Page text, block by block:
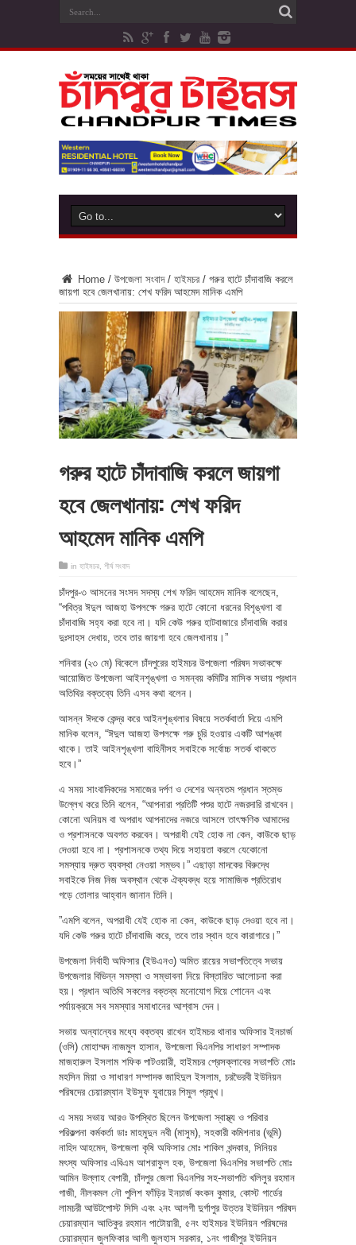
Home / উপজেলা সংবাদ / হাইমচর / গরুর হাটে চাঁদাবাজি করলে
জায়গা হবে জেলখানায়: শেখ ফরিদ আহমেদ মানিক এমপি
গরুর হাটে চাঁদাবাজি করলে জায়গা
হবে জেলখানায়: শেখ ফরিদ
আহমেদ মানিক এমপি
in হাইমচর শীর্ষ সংবাদ
চাঁদপুর-৩ আসনের সংসদ সদস্য শেখ ফরিদ আহমেদ মানিক বলেছেন,
“পবিত্র ঈদুল আজহা উপলক্ষে গরুর হাটে কোনো ধরনের বিশৃঙ্খলা বা
চাঁদাবাজি সহ্য করা হবে না। যদি কেউ গরুর হাটবাজারে চাঁদাবাজি করার
দুঃসাহস দেখায়, তবে তার জায়গা হবে জেলখানায়।”
​শনিবার (২৩ মে) বিকেলে চাঁদপুরের হাইমচর উপজেলা পরিষদ সভাকক্ষে
আয়োজিত উপজেলা আইনশৃঙ্খলা ও সমন্বয় কমিটির মাসিক সভায় প্রধান
অতিথির বক্তব্যে তিনি এসব কথা বলেন।
​আসন্ন ঈদকে কেন্দ্র করে আইনশৃঙ্খলার বিষয়ে সতর্কবার্তা দিয়ে এমপি
মানিক বলেন, “ঈদুল আজহা উপলক্ষে গরু চুরি হওয়ার একটি আশঙ্কা
থাকে। তাই আইনশৃঙ্খলা বাহিনীসহ সবাইকে সর্বোচ্চ সতর্ক থাকতে
হবে।”
​এ সময় সাংবাদিকদের সমাজের দর্পণ ও দেশের অন্যতম প্রধান স্তম্ভ
উল্লেখ করে তিনি বলেন, “আপনারা প্রতিটি পশুর হাটে নজরদারি রাখবেন।
কোনো অনিয়ম বা অপরাধ আপনাদের নজরে আসলে তাৎক্ষণিক আমাদের
ও প্রশাসনকে অবগত করবেন। অপরাধী যেই হোক না কেন, কাউকে ছাড়
দেওয়া হবে না। প্রশাসনকে তথ্য দিয়ে সহায়তা করলে যেকোনো
সমস্যায় দ্রুত ব্যবস্থা নেওয়া সম্ভব।” এছাড়া মাদকের বিরুদ্ধে
সবাইকে নিজ নিজ অবস্থান থেকে ঐক্যবদ্ধ হয়ে সামাজিক প্রতিরোধ
গড়ে তোলার আহ্বান জানান তিনি।
​”এমপি বলেন, অপরাধী যেই হোক না কেন, কাউকে ছাড় দেওয়া হবে না।
যদি কেউ গরুর হাটে চাঁদাবাজি করে, তবে তার স্থান হবে কারাগারে।”
​উপজেলা নির্বাহী অফিসার (ইউএনও) অমিত রায়ের সভাপতিত্বে সভায়
উপজেলার বিভিন্ন সমস্যা ও সম্ভাবনা নিয়ে বিস্তারিত আলোচনা করা
হয়। প্রধান অতিথি সকলের বক্তব্য মনোযোগ দিয়ে শোনেন এবং
পর্যায়ক্রমে সব সমস্যার সমাধানের আশ্বাস দেন।
​সভায় অন্যান্যের মধ্যে বক্তব্য রাখেন ​হাইমচর থানার অফিসার ইনচার্জ
(ওসি) মোহাম্মদ নাজমুল হাসান, ​উপজেলা বিএনপির সাধারণ সম্পাদক
মাজহারুল ইসলাম শফিক পাটওয়ারী, ​হাইমচর প্রেসক্লাবের সভাপতি মোঃ
মহসিন মিয়া ও সাধারণ সম্পাদক জাহিদুল ইসলাম, ​চরভৈরবী ইউনিয়ন
পরিষদের চেয়ারম্যান ইউসুফ যুবায়ের শিমুল প্রমুখ।
​এ সময় সভায় আরও উপস্থিত ছিলেন উপজেলা স্বাস্থ্য ও পরিবার
পরিকল্পনা কর্মকর্তা ডাঃ মাহমুদুন নবী (মাসুম), সহকারী কমিশনার (ভূমি)
নাহিদ আহমেদ, উপজেলা কৃষি অফিসার মোঃ শাকিল খন্দকার, সিনিয়র
মৎস্য অফিসার এবিএম আশরাফুল হক, উপজেলা বিএনপির সভাপতি মোঃ
আমিন উল্লাহ বেপারী, চাঁদপুর জেলা বিএনপির সহ-সভাপতি খলিলুর রহমান
গাজী, নীলকমল নৌ পুলিশ ফাঁড়ির ইনচার্জ কংকন কুমার, কোস্ট গার্ডের
লামচরী আউটপোস্ট সিসি এবং ২নং আলগী দুর্গাপুর উত্তর ইউনিয়ন পরিষদ
চেয়ারম্যান আতিকুর রহমান পাটোয়ারী, ৫নং হাইমচর ইউনিয়ন পরিষদের
চেয়ারম্যান জুলফিকার আলী জুলহাস সরকার, ১নং গাজীপুর ইউনিয়ন